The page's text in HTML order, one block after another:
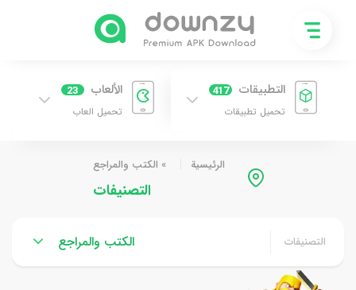
التطبيقات 417
تحميل تطبيقات
الألعاب 23
تحميل العاب
الرئيسية » الكتب والمراجع
التصنيفات
التصنيفات الكتب والمراجع